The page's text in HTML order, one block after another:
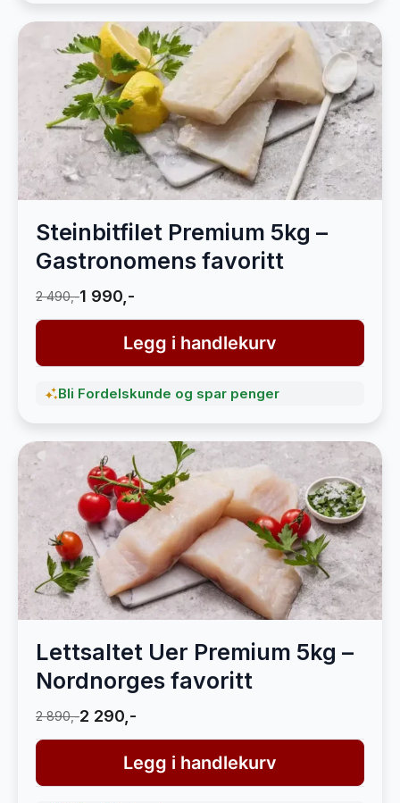
Steinbitfilet Premium 5kg –
Gastronomens favoritt
2 490,-1 990,-
Legg i handlekurv
Bli Fordelskunde og spar penger
Lettsaltet Uer Premium 5kg –
Nordnorges favoritt
2 890,-2 290,-
Legg i handlekurv